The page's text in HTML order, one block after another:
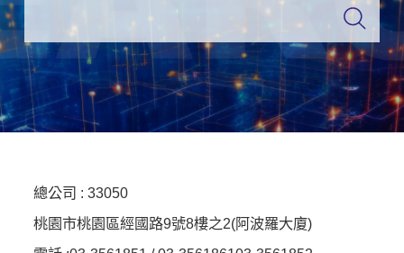
總公司 : 33050
桃園市桃園區經國路9號8樓之2(阿波羅大廈)